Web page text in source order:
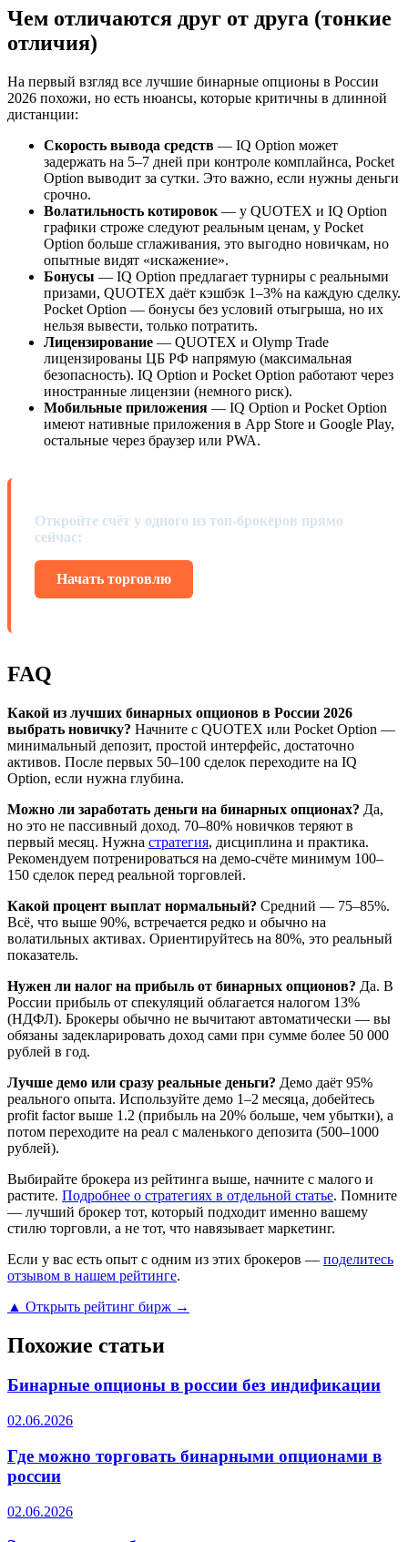
Чем отличаются друг от друга (тонкие
отличия)
На первый взгляд все лучшие бинарные опционы в России
2026 похожи, но есть нюансы, которые критичны в длинной
дистанции:
Скорость вывода средств — IQ Option может
задержать на 5–7 дней при контроле комплайнса, Pocket
Option выводит за сутки. Это важно, если нужны деньги
срочно.
Волатильность котировок — у QUOTEX и IQ Option
графики строже следуют реальным ценам, у Pocket
Option больше сглаживания, это выгодно новичкам, но
опытные видят «искажение».
Бонусы — IQ Option предлагает турниры с реальными
призами, QUOTEX даёт кэшбэк 1–3% на каждую сделку.
Pocket Option — бонусы без условий отыгрыша, но их
нельзя вывести, только потратить.
Лицензирование — QUOTEX и Olymp Trade
лицензированы ЦБ РФ напрямую (максимальная
безопасность). IQ Option и Pocket Option работают через
иностранные лицензии (немного риск).
Мобильные приложения — IQ Option и Pocket Option
имеют нативные приложения в App Store и Google Play,
остальные через браузер или PWA.
Откройте счёт у одного из топ-брокеров прямо
сейчас:
Начать торговлю
FAQ
Какой из лучших бинарных опционов в России 2026
выбрать новичку? Начните с QUOTEX или Pocket Option —
минимальный депозит, простой интерфейс, достаточно
активов. После первых 50–100 сделок переходите на IQ
Option, если нужна глубина.
Можно ли заработать деньги на бинарных опционах? Да,
но это не пассивный доход. 70–80% новичков теряют в
первый месяц. Нужна стратегия, дисциплина и практика.
Рекомендуем потренироваться на демо-счёте минимум 100–
150 сделок перед реальной торговлей.
Какой процент выплат нормальный? Средний — 75–85%.
Всё, что выше 90%, встречается редко и обычно на
волатильных активах. Ориентируйтесь на 80%, это реальный
показатель.
Нужен ли налог на прибыль от бинарных опционов? Да. В
России прибыль от спекуляций облагается налогом 13%
(НДФЛ). Брокеры обычно не вычитают автоматически — вы
обязаны задекларировать доход сами при сумме более 50 000
рублей в год.
Лучше демо или сразу реальные деньги? Демо даёт 95%
реального опыта. Используйте демо 1–2 месяца, добейтесь
profit factor выше 1.2 (прибыль на 20% больше, чем убытки), а
потом переходите на реал с маленького депозита (500–1000
рублей).
Выбирайте брокера из рейтинга выше, начните с малого и
растите. Подробнее о стратегиях в отдельной статье. Помните
— лучший брокер тот, который подходит именно вашему
стилю торговли, а не тот, что навязывает маркетинг.
Если у вас есть опыт с одним из этих брокеров — поделитесь
отзывом в нашем рейтинге.
▲ Открыть рейтинг бирж →
Похожие статьи
Бинарные опционы в россии без индификации
02.06.2026
Где можно торговать бинарными опционами в
россии
02.06.2026